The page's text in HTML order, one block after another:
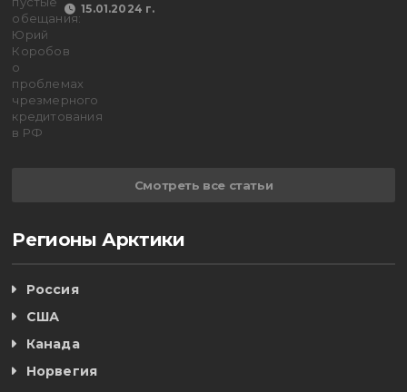
15.01.2024 г.
Смотреть все статьи
Регионы Арктики
Россия
США
Канада
Норвегия